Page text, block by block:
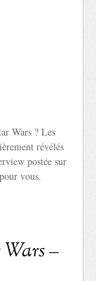
Wars ? Les
révélés
postée sur
vous.
Wars –